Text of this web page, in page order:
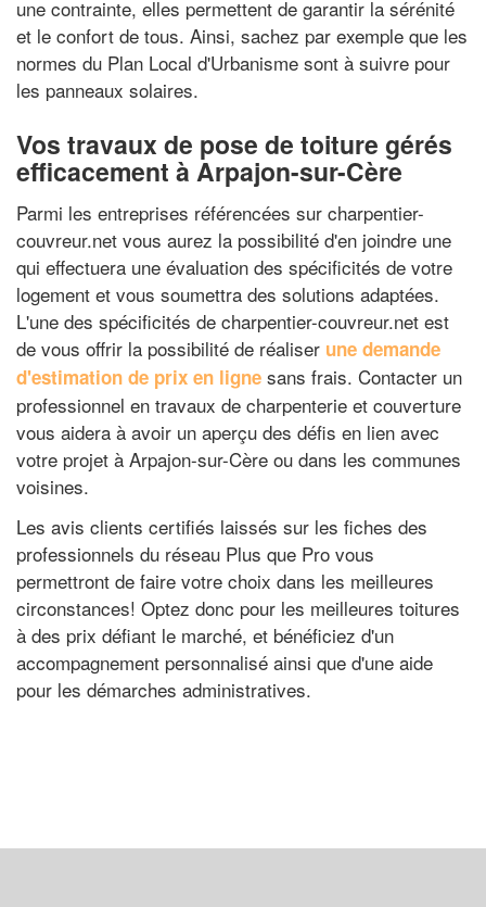
une contrainte, elles permettent de garantir la sérénité
et le confort de tous. Ainsi, sachez par exemple que les
normes du Plan Local d'Urbanisme sont à suivre pour
les panneaux solaires.
Vos travaux de pose de toiture gérés
efficacement à Arpajon-sur-Cère
Parmi les entreprises référencées sur charpentier-
couvreur.net vous aurez la possibilité d'en joindre une
qui effectuera une évaluation des spécificités de votre
logement et vous soumettra des solutions adaptées.
L'une des spécificités de charpentier-couvreur.net est
de vous offrir la possibilité de réaliser une demande
d'estimation de prix en ligne sans frais. Contacter un
professionnel en travaux de charpenterie et couverture
vous aidera à avoir un aperçu des défis en lien avec
votre projet à Arpajon-sur-Cère ou dans les communes
voisines.
Les avis clients certifiés laissés sur les fiches des
professionnels du réseau Plus que Pro vous
permettront de faire votre choix dans les meilleures
circonstances! Optez donc pour les meilleures toitures
à des prix défiant le marché, et bénéficiez d'un
accompagnement personnalisé ainsi que d'une aide
pour les démarches administratives.